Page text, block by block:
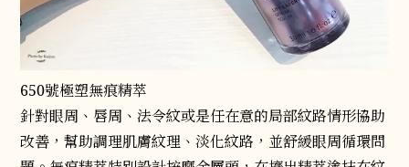
650號極塑無痕精萃
針對眼周、唇周、法令紋或是任在意的局部紋路情形協助
改善，幫助調理肌膚紋理、淡化紋路，並舒緩眼周循環問